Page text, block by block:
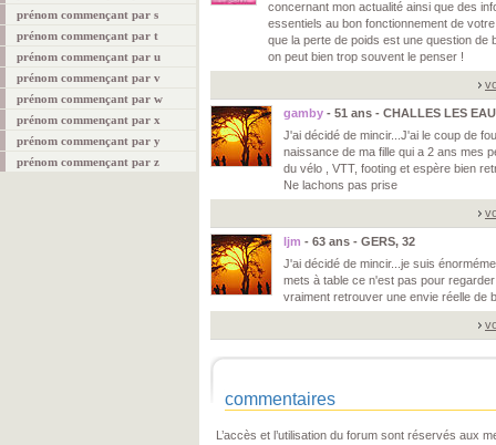
prénom commençant par s
prénom commençant par t
prénom commençant par u
prénom commençant par v
prénom commençant par w
prénom commençant par x
prénom commençant par y
prénom commençant par z
concernant mon actualité ainsi que des
essentiels au bon fonctionnement de
que la perte de poids est une question
on peut bien trop souvent le penser !
gamby - 51 ans - CHALLES LES
J'ai décidé de mincir...J'ai le coup de
naissance de ma fille qui a 2 ans mes
du vélo , VTT, footing et espère bien
Ne lachons pas prise
ljm - 63 ans - GERS, 32
J'ai décidé de mincir...je suis
mets à table ce n'est pas pour
vraiment retrouver une envie réelle de
commentaires
L’accès et l’utilisation du forum sont réservés aux